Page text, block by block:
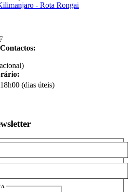
- Rota Rongai
Contactos:
(dias úteis)